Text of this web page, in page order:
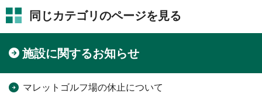
同じカテゴリのページを見る
施設に関するお知らせ
マレットゴルフ場の休止について